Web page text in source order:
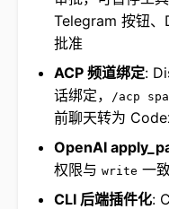
Telegram 按钮
批准
ACP 频道绑定:
话绑定，
/acp
前聊天转为
OpenAI
权限与 write 一
CLI 后端插件化: